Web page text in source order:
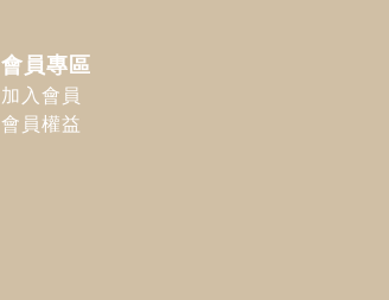
會員專區
加入會員
會員權益